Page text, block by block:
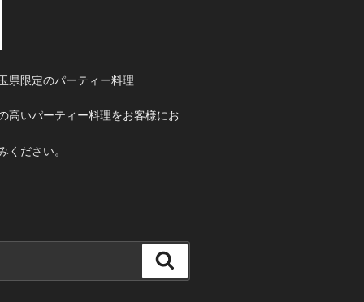
県限定のパーティー料理
高いパーティー料理をお客様にお
ください。
索